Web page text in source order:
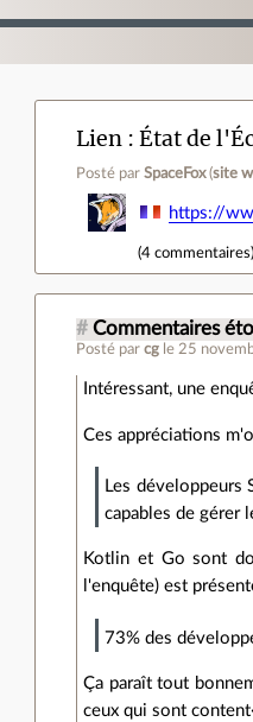
Lien État de
Posté parSpaceFox(site
https://
(4 commentaires
# Commentaires
Posté parcg le 25
Intéressant, une
Ces appréciations
Les développeurs
capables de gérer
Kotlin et Go sont
l'enquête) est
73% des
Ça paraît tout
ceux qui sont